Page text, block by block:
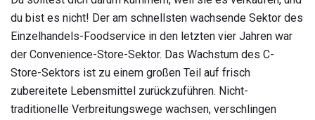
du bist es nicht! Der am schnellsten wachsende Sektor des
Einzelhandels-Foodservice in den letzten vier Jahren war
der Convenience-Store-Sektor. Das Wachstum des C-
Store-Sektors ist zu einem großen Teil auf frisch
zubereitete Lebensmittel zurückzuführen. Nicht-
traditionelle Verbreitungswege wachsen, verschlingen